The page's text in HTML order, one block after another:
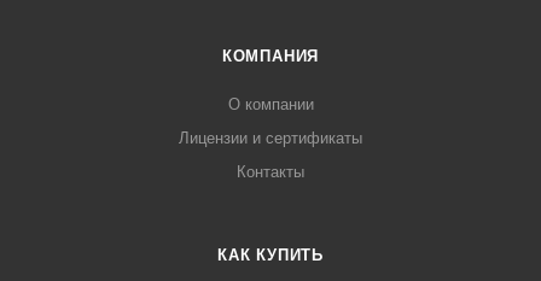
КОМПАНИЯ
О компании
Лицензии и сертификаты
Контакты
КАК КУПИТЬ